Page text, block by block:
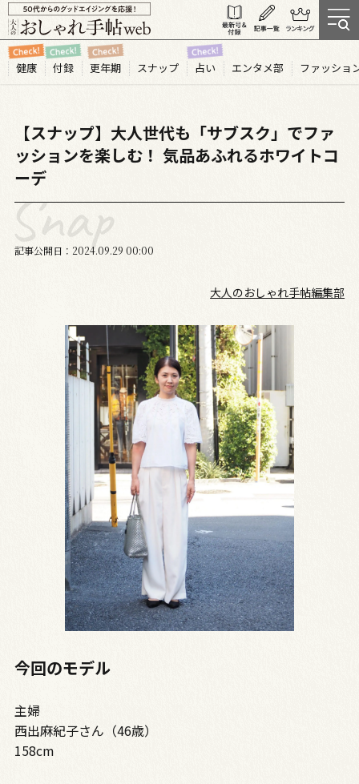
健康 付録 更年期 スナップ 占い エンタメ部 ファッショ
【スナップ】大人世代も「サブスク」でファ
ッションを楽しむ！ 気品あふれるホワイトコ
ーデ
記事公開日 2024.09 29 00:00
大人のおしゃれ手帖編集部
今回のモデル
主婦
西出麻紀子さん（46歳）
158cm